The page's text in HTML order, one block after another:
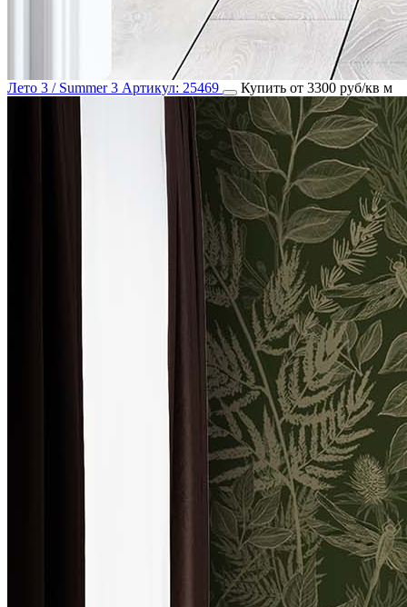
Лето 3 / Summer 3 Артикул: 25469 Купить от 3300 руб/кв м